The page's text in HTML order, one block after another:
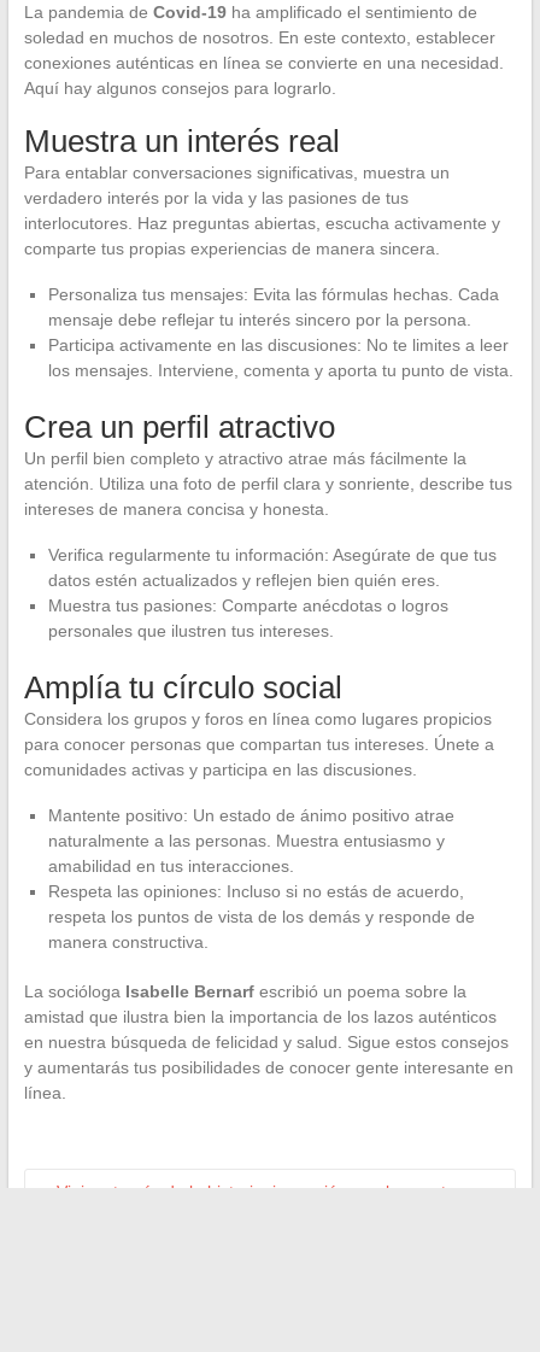
La pandemia de Covid-19ha amplificado el sentimiento de
soledad en muchos de nosotros. En este contexto, establecer
conexiones auténticas en línea se convierte en una necesidad.
Aquí hay algunos consejos para lograrlo.
Muestra un interés real
Para entablar conversaciones significativas, muestra un
verdadero interés por la vida y las pasiones de tus
interlocutores. Haz preguntas abiertas, escucha activamente y
comparte tus propias experiencias de manera sincera.
Personaliza tus mensajes: Evita las fórmulas hechas. Cada
mensaje debe reflejar tu interés sincero por la persona.
Participa activamente en las discusiones: No te limites a leer
los mensajes. Interviene, comenta y aporta tu punto de vista.
Crea un perfil atractivo
Un perfil bien completo y atractivo atrae más fácilmente la
atención. Utiliza una foto de perfil clara y sonriente, describe tus
intereses de manera concisa y honesta.
Verifica regularmente tu información: Asegúrate de que tus
datos estén actualizados y reflejen bien quién eres.
Muestra tus pasiones: Comparte anécdotas o logros
personales que ilustren tus intereses.
Amplía tu círculo social
Considera los grupos y foros en línea como lugares propicios
para conocer personas que compartan tus intereses. Únete a
comunidades activas y participa en las discusiones.
Mantente positivo: Un estado de ánimo positivo atrae
naturalmente a las personas. Muestra entusiasmo y
amabilidad en tus interacciones.
Respeta las opiniones: Incluso si no estás de acuerdo,
respeta los puntos de vista de los demás y responde de
manera constructiva.
La socióloga Isabelle Bernarfescribió un poema sobre la
amistad que ilustra bien la importancia de los lazos auténticos
en nuestra búsqueda de felicidad y salud. Sigue estos consejos
y aumentarás tus posibilidades de conocer gente interesante en
línea.
Viaje a través de la historia: inmersión en el encanto